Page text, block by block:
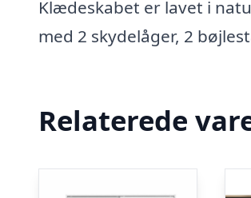
Klædeskabet er lavet i
med 2 skydelåger, 2
Relaterede